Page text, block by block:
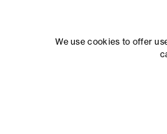
aux
We use cookies to offer